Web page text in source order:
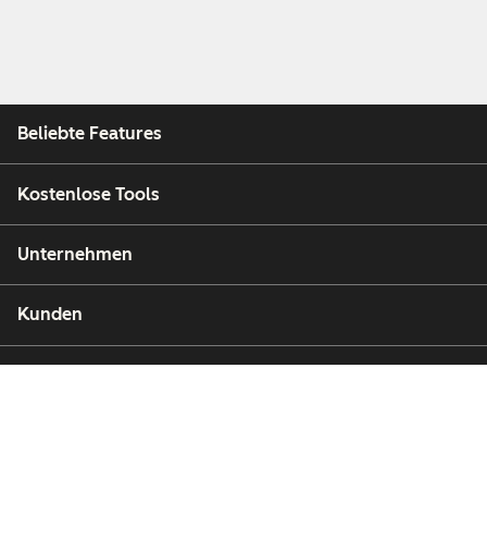
Beliebte Features
Kostenlose Tools
Unternehmen
Kunden